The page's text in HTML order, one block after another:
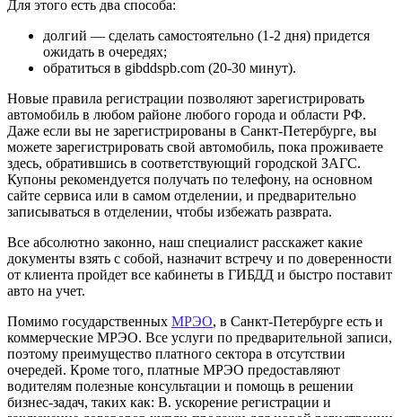
Для этого есть два способа:
долгий — сделать самостоятельно (1-2 дня) придется
ожидать в очередях;
обратиться в gibddspb.com (20-30 минут).
Новые правила регистрации позволяют зарегистрировать
автомобиль в любом районе любого города и области РФ.
Даже если вы не зарегистрированы в Санкт-Петербурге, вы
можете зарегистрировать свой автомобиль, пока проживаете
здесь, обратившись в соответствующий городской ЗАГС.
Купоны рекомендуется получать по телефону, на основном
сайте сервиса или в самом отделении, и предварительно
записываться в отделении, чтобы избежать разврата.
Все абсолютно законно, наш специалист расскажет какие
документы взять с собой, назначит встречу и по доверенности
от клиента пройдет все кабинеты в ГИБДД и быстро поставит
авто на учет.
Помимо государственных МРЭО, в Санкт-Петербурге есть и
коммерческие МРЭО. Все услуги по предварительной записи,
поэтому преимущество платного сектора в отсутствии
очередей. Кроме того, платные МРЭО предоставляют
водителям полезные консультации и помощь в решении
бизнес-задач, таких как: B. ускорение регистрации и